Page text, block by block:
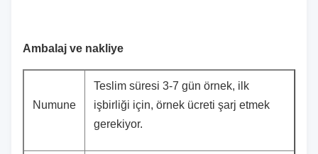
Ambalaj ve nakliye
Numune
Teslim süresi 3-7 gün örnek, ilk
işbirliği için, örnek ücreti şarj etmek
gerekiyor.